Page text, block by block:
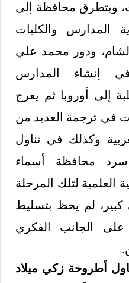
ويتطرق محافظة إلى
المدارس والكليات
ودور محمد علي
1849م) في إنشاء المدارس
إلى أوروبا ثم يعرج
في ترجمة العديد من
وكذلك في تناول
سرد محافظة أسماء
العلمية لتلك المرحلة
كبير، لم يحظ بتسليط
على الجانب الفكري
أطروحة زكي ميلاد